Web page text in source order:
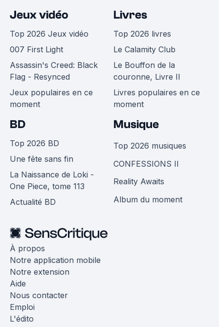
Jeux vidéo
Top 2026 Jeux vidéo
007 First Light
Assassin's Creed: Black
Flag - Resynced
Jeux populaires en ce
moment
Livres
Top 2026 livres
Le Calamity Club
Le Bouffon de la
couronne, Livre II
Livres populaires en ce
moment
BD
Top 2026 BD
Une fête sans fin
La Naissance de Loki -
One Piece, tome 113
Actualité BD
Musique
Top 2026 musiques
CONFESSIONS II
Reality Awaits
Album du moment
À propos
Notre application mobile
Notre extension
Aide
Nous contacter
Emploi
L'édito